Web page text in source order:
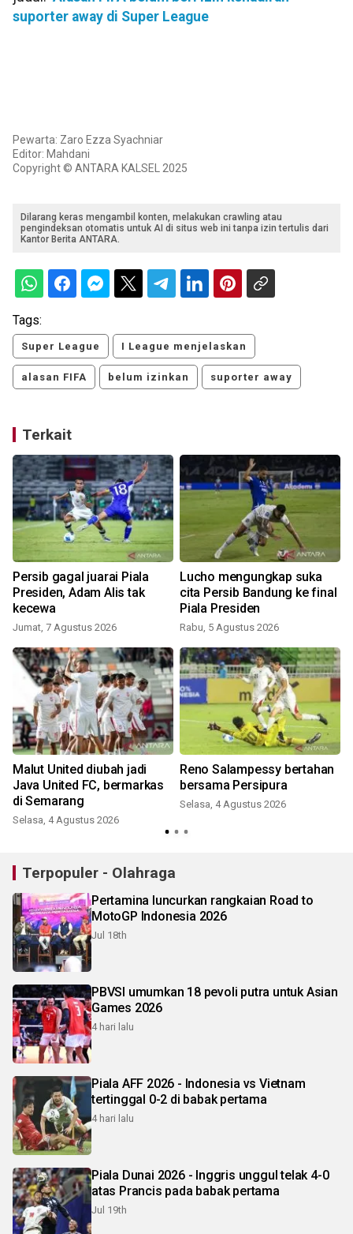
suporter away di Super League
Pewarta: Zaro Ezza Syachniar
Editor: Mahdani
Copyright © ANTARA KALSEL 2025
Dilarang keras mengambil konten, melakukan crawling atau
pengindeksan otomatis untuk AI di situs web ini tanpa izin tertulis dari
Kantor Berita ANTARA.
Tags:
Super League I League menjelaskan
alasan FIFA belum izinkan suporter away
Terkait
Persib gagal juarai Piala
Presiden, Adam Alis tak
kecewa
Jumat, 7 Agustus 2026
Lucho mengungkap suka
cita Persib Bandung ke final
Piala Presiden
Rabu, 5 Agustus 2026
Malut United diubah jadi
Java United FC, bermarkas
di Semarang
Selasa, 4 Agustus 2026
Reno Salampessy bertahan
bersama Persipura
Selasa, 4 Agustus 2026
Terpopuler - Olahraga
Pertamina luncurkan rangkaian Road to
MotoGP Indonesia 2026
Jul 18th
PBVSI umumkan 18 pevoli putra untuk Asian
Games 2026
4 hari lalu
Piala AFF 2026 - Indonesia vs Vietnam
tertinggal 0-2 di babak pertama
4 hari lalu
Piala Dunai 2026 - Inggris unggul telak 4-0
atas Prancis pada babak pertama
Jul 19th